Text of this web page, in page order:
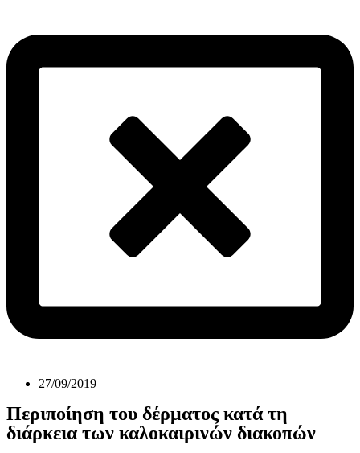
27/09/2019
Περιποίηση του δέρματος κατά τη
διάρκεια των καλοκαιρινών διακοπών